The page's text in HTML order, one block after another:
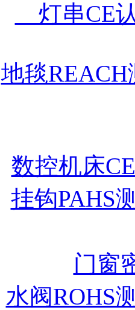
灯串CE
地毯
数控机床
挂钩PAHS
门窗
水阀ROHS